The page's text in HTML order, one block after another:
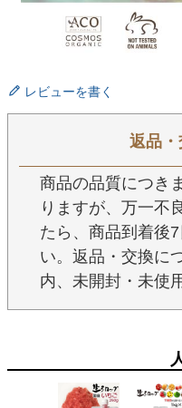
レビューを書く
返品
商品の品質につき
りますが、万一不
たら、商品到着後
い。返品・交換に
内、未開封・未使